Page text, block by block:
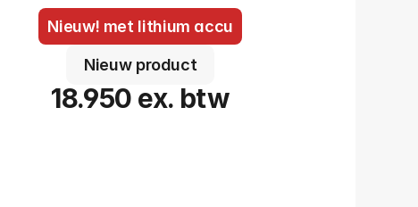
Nieuw! met lithium accu
Nieuw product
18.950 ex. btw